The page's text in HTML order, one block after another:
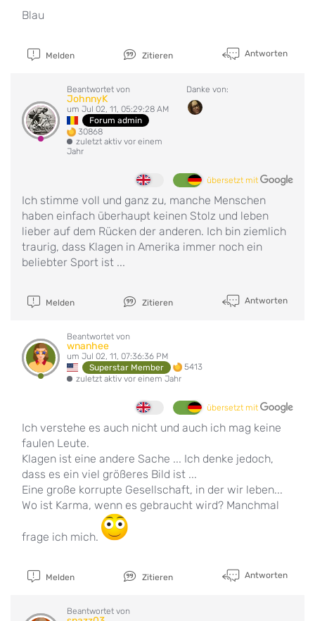
Blau
Melden Zitieren Antworten
Beantwortet von
JohnnyK
um Jul 02, 11, 05:29:28 AM
Forum admin
30868
zuletzt aktiv vor einem
Jahr
Danke von:
übersetzt mit
Ich stimme voll und ganz zu, manche Menschen
haben einfach überhaupt keinen Stolz und leben
lieber auf dem Rücken der anderen. Ich bin ziemlich
traurig, dass Klagen in Amerika immer noch ein
beliebter Sport ist ...
Melden Zitieren Antworten
Beantwortet von
wnanhee
um Jul 02, 11, 07:36:36 PM
Superstar Member
5413
zuletzt aktiv vor einem Jahr
übersetzt mit
Ich verstehe es auch nicht und auch ich mag keine
faulen Leute.
Klagen ist eine andere Sache ... Ich denke jedoch,
dass es ein viel größeres Bild ist ...
Eine große korrupte Gesellschaft, in der wir leben...
Wo ist Karma, wenn es gebraucht wird? Manchmal
frage ich mich.
Melden Zitieren Antworten
Beantwortet von